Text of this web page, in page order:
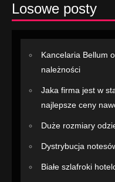
Losowe posty
Kancelaria Bellum
należności
Jaka firma jest w
najlepsze ceny
Duże rozmiary
Dystrybucja
Białe szlafroki